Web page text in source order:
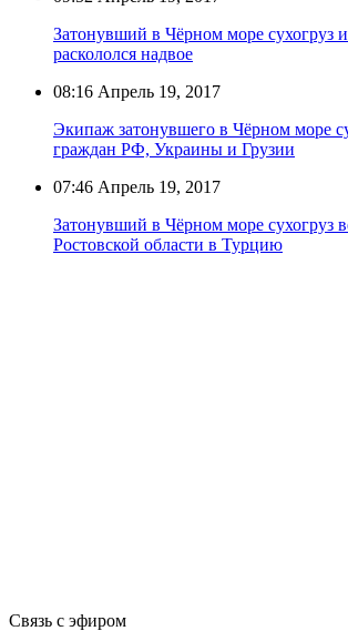
Затонувший в Чёрном море сухогруз
раскололся надвое
08:16 Апрель 19, 2017
Экипаж затонувшего в Чёрном море
граждан РФ, Украины и Грузии
07:46 Апрель 19, 2017
Затонувший в Чёрном море сухогруз
Ростовской области в Турцию
Связь с эфиром